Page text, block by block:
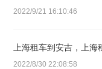
2022/9/21 16:10:46
上海租车到安吉，上海
2022/8/30 22:08:58